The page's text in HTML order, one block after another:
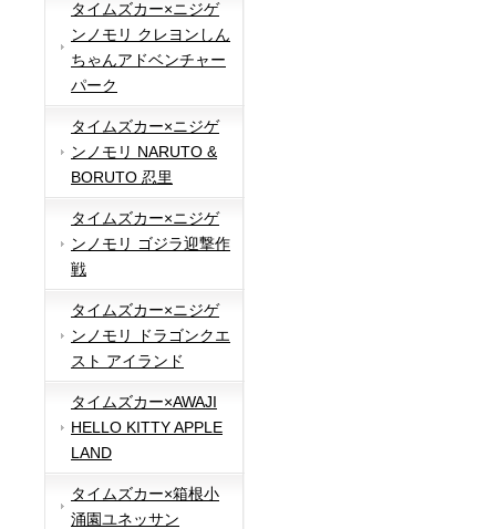
タイムズカー×ニジゲ
ンノモリ クレヨンしん
ちゃんアドベンチャー
パーク
タイムズカー×ニジゲ
ンノモリ NARUTO &
BORUTO 忍里
タイムズカー×ニジゲ
ンノモリ ゴジラ迎撃作
戦
タイムズカー×ニジゲ
ンノモリ ドラゴンクエ
スト アイランド
タイムズカー×AWAJI
HELLO KITTY APPLE
LAND
タイムズカー×箱根小
涌園ユネッサン